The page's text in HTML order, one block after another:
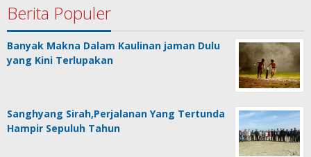
Berita Populer
Banyak Makna Dalam Kaulinan jaman Dulu
yang Kini Terlupakan
Sanghyang Sirah,Perjalanan Yang Tertunda
Hampir Sepuluh Tahun